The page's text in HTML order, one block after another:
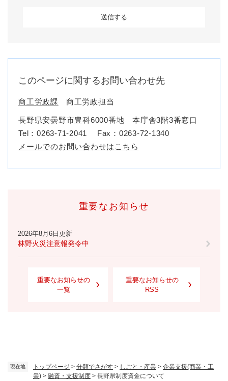
現在地 トップページ > 分類でさがす > しごと・産業 > 企業支援(商業・工
業) > 融資・支援制度 > 長野県制度資金について
このページに関するお問い合わせ先
商工労政課 商工労政担当
長野県安曇野市豊科6000番地 本庁舎3階3番窓口
Tel：0263-71-2041
Fax：0263-72-1340
メールでのお問い合わせはこちら
重要なお知らせ
2026年8月6日更新
林野火災注意報発令中
重要なお知らせの
一覧
重要なお知らせの
RSS